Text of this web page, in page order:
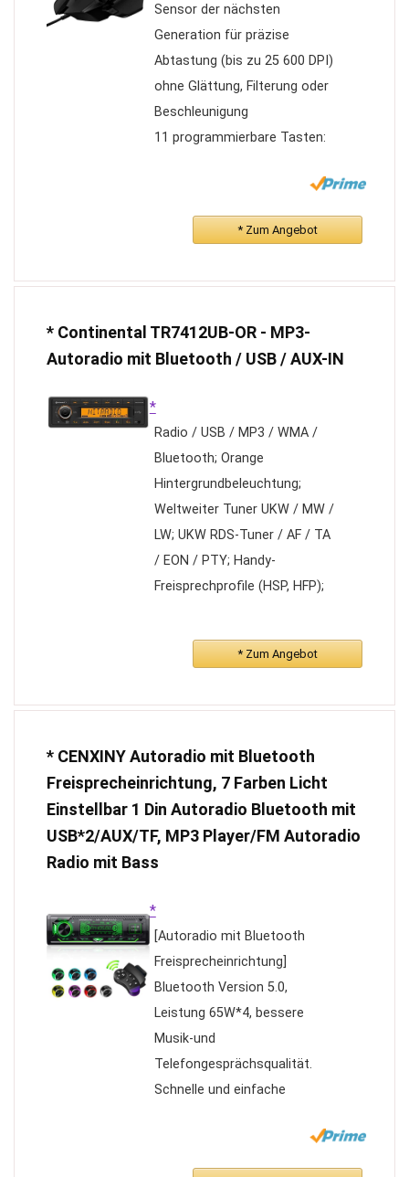
Sensor der nächsten
Generation für präzise
Abtastung (bis zu 25 600 DPI)
ohne Glättung, Filterung oder
Beschleunigung
11 programmierbare Tasten:
Tasteneinstellungen und ein
ultraschnelles Scrollrad mit
zwei Bildlaufmodi
anpassbare Steuerung beim
Kombination zur Gaming
Tastatur
fünf 3,6-g-Gewichte
personalisierte Konfiguration
von Gewicht und Balance
* Zum Angebot
* Continental TR7412UB-OR - MP3-
Autoradio mit Bluetooth / USB / AUX-IN
*
Radio / USB / MP3 / WMA /
Bluetooth; Orange
Hintergrundbeleuchtung;
Weltweiter Tuner UKW / MW /
LW; UKW RDS-Tuner / AF / TA
/ EON / PTY; Handy-
Freisprechprofile (HSP, HFP);
(A2DP, AVRCP); Logic ON /
OFF; Internes und externes
(im Lieferumfang enthalten);
Frontseitiger AUX-Eingang;
Lautstärke / Klangregelung
(Jazz, Classic, Rock, Pop);
Permanente Speicherung der
Einstellungen (Backup
Antennenanschluss
Max. Musikleistung: 4 x 41 W;
Maße: (B x H x T) in mm: 188
x 58.5 x 114.7; 12 Volt
* Zum Angebot
* CENXINY Autoradio mit Bluetooth
Freisprecheinrichtung, 7 Farben Licht
Einstellbar 1 Din Autoradio Bluetooth mit
USB*2/AUX/TF, MP3 Player/FM Autoradio
Radio mit Bass
*
[Autoradio mit Bluetooth
Freisprecheinrichtung]
Bluetooth Version 5.0,
Leistung 65W*4, bessere
Musik-und
Telefongesprächsqualität.
Schnelle und einfache
unterstützt Android und iOS